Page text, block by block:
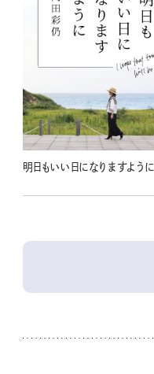
明日もいい日になりますように